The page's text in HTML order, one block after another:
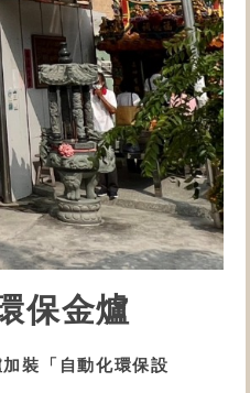
保金爐
加裝「 自動化環保設